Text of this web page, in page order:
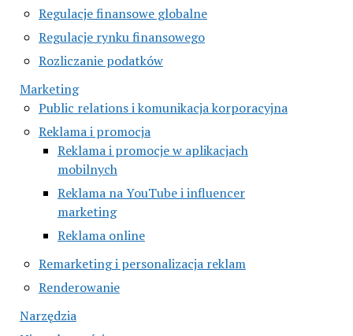
Regulacje finansowe globalne
Regulacje rynku finansowego
Rozliczanie podatków
Marketing
Public relations i komunikacja korporacyjna
Reklama i promocja
Reklama i promocje w aplikacjach
mobilnych
Reklama na YouTube i influencer
marketing
Reklama online
Remarketing i personalizacja reklam
Renderowanie
Narzędzia